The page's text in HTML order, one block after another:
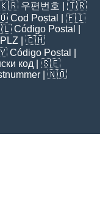
🇰🇷 우편번호
| 🇹🇷
Cod Poștal
| 🇫🇮
Código Postal
PLZ | 🇨🇭
Código Postal
код | 🇸🇪
| 🇳🇴